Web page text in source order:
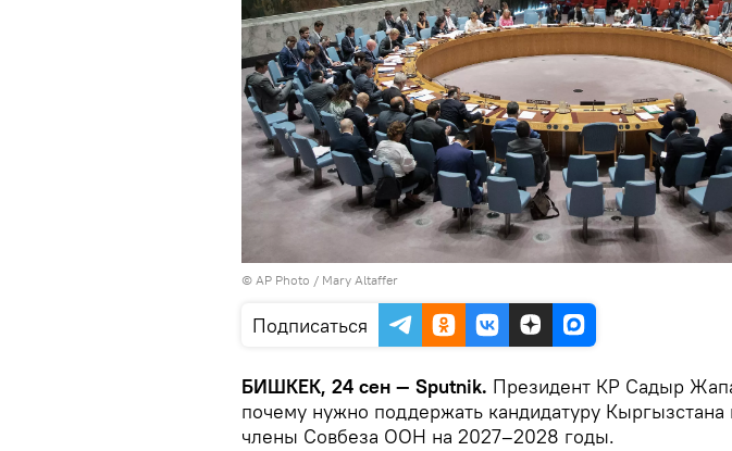
© AP Photo / Mary Altaffer
Подписаться
БИШКЕК, 24 сен — Sputnik. Президент КР Садыр
почему нужно поддержать кандидатуру Кыргызстана
члены Совбеза ООН на 2027–2028 годы.